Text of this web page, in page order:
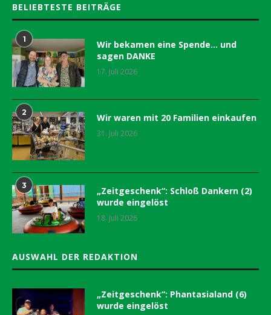
BELIEBTESTE BEITRÄGE
1
Wir bekamen eine Spende… und
sagen DANKE
17. Juli 2026
2 Wir waren mit 20 Familien einkaufen
31. Juli 2026
3
„Zeitgeschenk“: Schloß Dankern (2)
wurde eingelöst
18. Juli 2026
AUSWAHL DER REDAKTION
„Zeitgeschenk“: Phantasialand (6)
wurde eingelöst